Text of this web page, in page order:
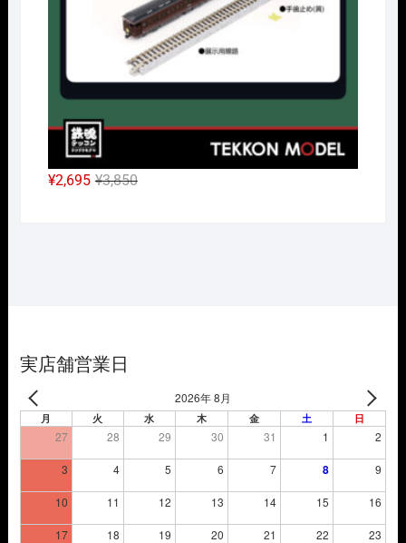
た。
す。
¥3,850元
¥2,695
現
実店舗営業日
2026年 8月
月 火 水 木 金 土 日
27 28 29 30 31 1 2
3 4 5 6 7 8 9
10 11 12 13 14 15 16
17 18 19 20 21 22 23